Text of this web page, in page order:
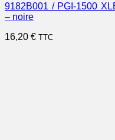
9182B001 / PGI-1500
– noire
16,20 € TTC